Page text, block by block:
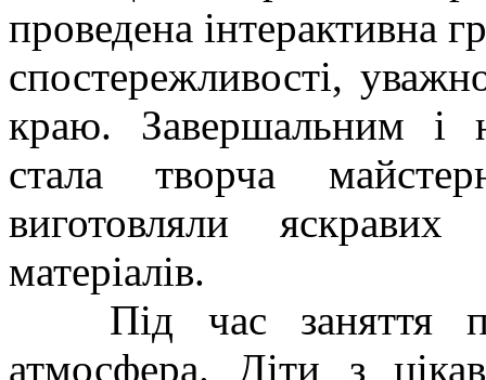
проведена інтерактивна
спостережливості,
краю. Завершальним і
стала творча
виготовляли
матеріалів.
Під час заняття
атмосфера. Діти з